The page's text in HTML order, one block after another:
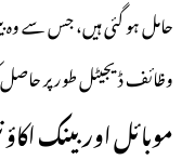
حامل ہو گئی ہیں، جس سے وہ
وظائف ڈیجیٹل طور پر
موبائل اور بینک